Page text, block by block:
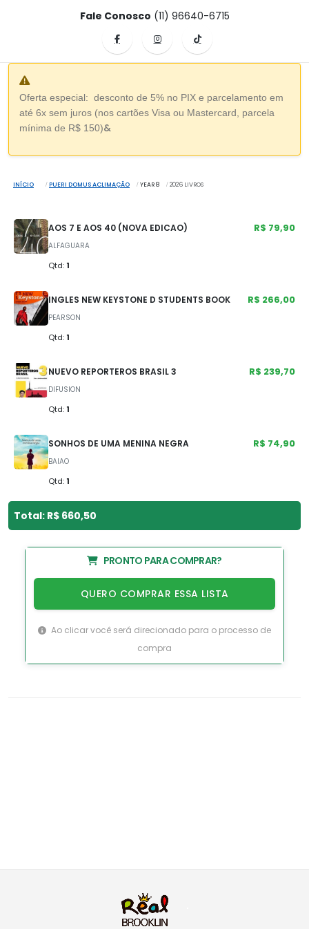
Fale Conosco (11) 96640-6715
Oferta especial: desconto de 5% no PIX e parcelamento em
até 6x sem juros (nos cartões Visa ou Mastercard, parcela
mínima de R$ 150)&
INÍCIO PUERI DOMUS ACLIMAÇÃO YEAR 8 2026 LIVROS
AOS 7 E AOS 40 (NOVA EDICAO)
ALFAGUARA
Qtd: 1
R$ 79,90
INGLES NEW KEYSTONE D STUDENTS BOOK
PEARSON
Qtd: 1
R$ 266,00
NUEVO REPORTEROS BRASIL 3
DIFUSION
Qtd: 1
R$ 239,70
SONHOS DE UMA MENINA NEGRA
BAIAO
Qtd: 1
R$ 74,90
Total: R$ 660,50
PRONTO PARA COMPRAR?
QUERO COMPRAR ESSA LISTA
Ao clicar você será direcionado para o processo de
compra